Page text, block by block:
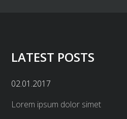
LATEST POSTS
02.01.2017
Lorem ipsum dolor simet